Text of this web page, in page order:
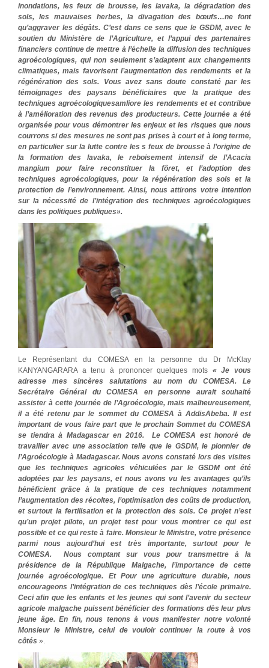
inondations, les feux de brousse, les lavaka, la dégradation des
sols, les mauvaises herbes, la divagation des bœufs…ne font
qu’aggraver les dégâts. C’est dans ce sens que le GSDM, avec le
soutien du Ministère de l’Agriculture, et l’appui des partenaires
financiers continue de mettre à l’échelle la diffusion des techniques
agroécologiques, qui non seulement s’adaptent aux changements
climatiques, mais favorisent l’augmentation des rendements et la
régénération des sols. Vous avez sans doute constaté par les
témoignages des paysans bénéficiaires que la pratique des
techniques agroécologiquesamliore les rendements et et contribue
à l’amélioration des revenus des producteurs. Cette journée a été
organisée pour vous démontrer les enjeux et les risques que nous
courrons si des mesures ne sont pas prises à court et à long terme,
en particulier sur la lutte contre les s feux de brousse à l’origine de
la formation des lavaka, le reboisement intensif de l’Acacia
mangium pour faire reconstituer la fôret, et l’adoption des
techniques agroécologiques, pour la régénération des sols et la
protection de l’environnement. Ainsi, nous attirons votre intention
sur la nécessité de l’intégration des techniques agroécologiques
dans les politiques publiques».
Le Représentant du COMESA en la personne du Dr McKlay
KANYANGARARA a tenu à prononcer quelques mots « Je vous
adresse mes sincères salutations au nom du COMESA. Le
Secrétaire Général du COMESA en personne aurait souhaité
assister à cette journée de l’Agroécologie, mais malheureusement,
il a été retenu par le sommet du COMESA à AddisAbeba. Il est
important de vous faire part que le prochain Sommet du COMESA
se tiendra à Madagascar en 2016. Le COMESA est honoré de
travailler avec une association telle que le GSDM, le pionnier de
l’Agroécologie à Madagascar. Nous avons constaté lors des visites
que les techniques agricoles véhiculées par le GSDM ont été
adoptées par les paysans, et nous avons vu les avantages qu’ils
bénéficient grâce à la pratique de ces techniques notamment
l’augmentation des récoltes, l’optimisation des coûts de production,
et surtout la fertilisation et la protection des sols. Ce projet n’est
qu’un projet pilote, un projet test pour vous montrer ce qui est
possible et ce qui reste à faire. Monsieur le Ministre, votre présence
parmi nous aujourd’hui est très importante, surtout pour le
COMESA. Nous comptant sur vous pour transmettre à la
présidence de la République Malgache, l’importance de cette
journée agroécologique. Et Pour une agriculture durable, nous
encourageons l’intégration de ces techniques dès l’école primaire.
Ceci afin que les enfants et les jeunes qui sont l’avenir du secteur
agricole malgache puissent bénéficier des formations dès leur plus
jeune âge. En fin, nous tenons à vous manifester notre volonté
Monsieur le Ministre, celui de vouloir continuer la route à vos
côtés ».